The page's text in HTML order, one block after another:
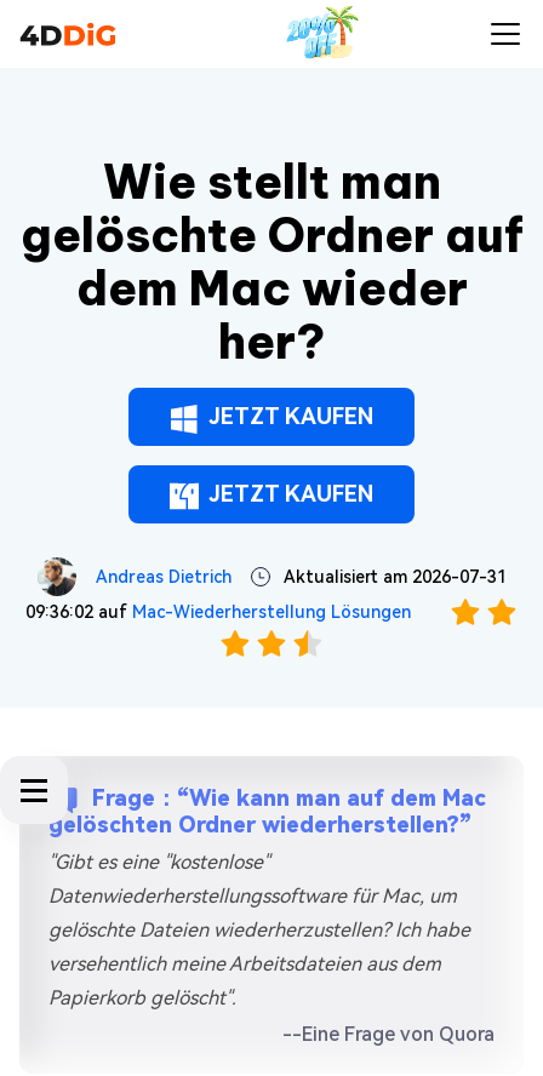
Wie stellt man
gelöschte Ordner auf
dem Mac wieder
her?
JETZT KAUFEN
JETZT KAUFEN
Andreas Dietrich
Aktualisiert am 2026-07-31
09:36:02 auf Mac-Wiederherstellung Lösungen
Frage：“Wie kann man auf dem Mac
gelöschten Ordner wiederherstellen?”
"Gibt es eine "kostenlose"
Datenwiederherstellungssoftware für Mac, um
gelöschte Dateien wiederherzustellen? Ich habe
versehentlich meine Arbeitsdateien aus dem
Papierkorb gelöscht".
--Eine Frage von Quora